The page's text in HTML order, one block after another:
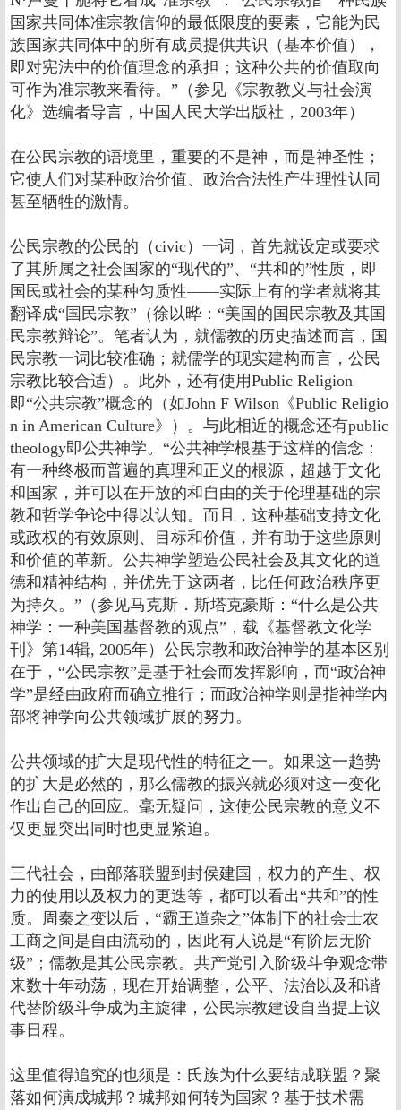
国家共同体准宗教信仰的最低限度的要素，它能为民
族国家共同体中的所有成员提供共识（基本价值），
即对宪法中的价值理念的承担；这种公共的价值取向
可作为准宗教来看待。”（参见《宗教教义与社会演
化》选编者导言，中国人民大学出版社，2003年）
在公民宗教的语境里，重要的不是神，而是神圣性；
它使人们对某种政治价值、政治合法性产生理性认同
甚至牺牲的激情。
公民宗教的公民的（civic）一词，首先就设定或要求
了其所属之社会国家的“现代的”、“共和的”性质，即
国民或社会的某种匀质性――实际上有的学者就将其
翻译成“国民宗教”（徐以晔：“美国的国民宗教及其国
民宗教辩论”。笔者认为，就儒教的历史描述而言，国
民宗教一词比较准确；就儒学的现实建构而言，公民
宗教比较合适）。此外，还有使用Public Religion
即“公共宗教”概念的（如John F Wilson《Public Religio
n in American Culture》）。与此相近的概念还有public
theology即公共神学。“公共神学根基于这样的信念：
有一种终极而普遍的真理和正义的根源，超越于文化
和国家，并可以在开放的和自由的关于伦理基础的宗
教和哲学争论中得以认知。而且，这种基础支持文化
或政权的有效原则、目标和价值，并有助于这些原则
和价值的革新。公共神学塑造公民社会及其文化的道
德和精神结构，并优先于这两者，比任何政治秩序更
为持久。”（参见马克斯．斯塔克豪斯：“什么是公共
神学：一种美国基督教的观点”，载《基督教文化学
刊》第14辑, 2005年）公民宗教和政治神学的基本区别
在于，“公民宗教”是基于社会而发挥影响，而“政治神
学”是经由政府而确立推行；而政治神学则是指神学内
部将神学向公共领域扩展的努力。
公共领域的扩大是现代性的特征之一。如果这一趋势
的扩大是必然的，那么儒教的振兴就必须对这一变化
作出自己的回应。毫无疑问，这使公民宗教的意义不
仅更显突出同时也更显紧迫。
三代社会，由部落联盟到封侯建国，权力的产生、权
力的使用以及权力的更迭等，都可以看出“共和”的性
质。周秦之变以后，“霸王道杂之”体制下的社会士农
工商之间是自由流动的，因此有人说是“有阶层无阶
级”；儒教是其公民宗教。共产党引入阶级斗争观念带
来数十年动荡，现在开始调整，公平、法治以及和谐
代替阶级斗争成为主旋律，公民宗教建设自当提上议
事日程。
这里值得追究的也须是：氏族为什么要结成联盟？聚
落如何演成城邦？城邦如何转为国家？基于技术需